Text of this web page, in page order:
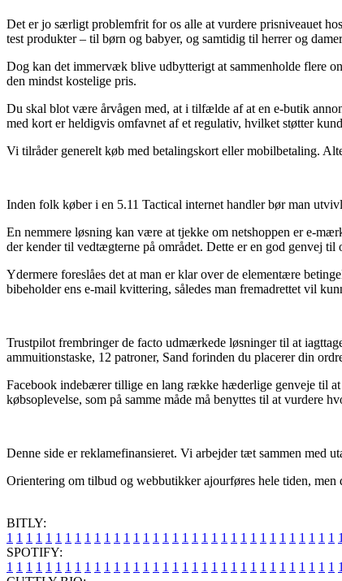
Det er jo særligt problemfrit for os alle at vurdere prisniveauet
test produkter – til børn og babyer, og samtidig til herrer og
Dog kan det immervæk blive udbytterigt at sammenholde flere
den mindst kostelige pris.
Du skal blot være årvågen med, at i tilfælde af at en e-butik
med kort er heldigvis omfavnet af et regulativ, hvilket støtter
Vi tilråder generelt køb med betalingskort eller mobilbetaling.
Inden folk køber i en 5.11 Tactical internet handler bør man
En nemmere løsning kan være at tjekke om netshoppen er e-
der kender til vedtægterne på området. Dette er en god genvej
Ydermere foreslåes det at man er klar over de elementære
bibeholder ens e-mail kvittering, således man fremadrettet vil
Trustpilot frembringer de facto udmærkede løsninger til at
ammuitionstaske, 12 patroner, Sand forinden du placerer din
Facebook indebærer tillige en lang række hæderlige genveje til
købsoplevelse, som på samme måde må benyttes til at vurdere
Denne side er reklamefinansieret. Vi arbejder tæt sammen med
Orientering om tilbud og webbutikker ajourføres hele tiden, men
BITLY:
1 1 1 1 1 1 1 1 1 1 1 1 1 1 1 1 1 1 1 1 1 1 1 1 1 1 1 1 1 1 1 1 1 1 1
SPOTIFY:
1 1 1 1 1 1 1 1 1 1 1 1 1 1 1 1 1 1 1 1 1 1 1 1 1 1 1 1 1 1 1 1 1 1 1